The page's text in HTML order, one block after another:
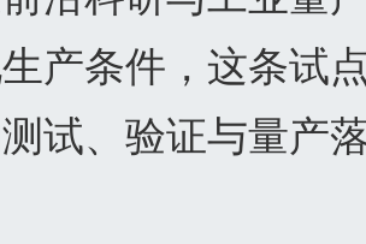
产条件，这条试
试、验证与量产